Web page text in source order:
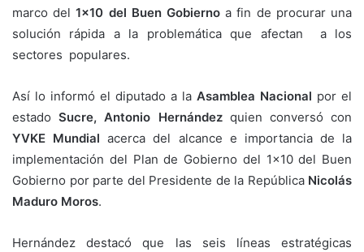
marco del1×10 del Buen Gobierno a fin de procurar una
solución rápida a la problemática que afectan a los
sectores populares.
Así lo informó el diputado a la Asamblea Nacional por el
estadoSucre, Antonio Hernándezquien conversó con
YVKE Mundial acerca del alcance e importancia de la
implementación del Plan de Gobierno del 1×10 del Buen
Gobierno por parte del Presidente de la República Nicolás
Maduro Moros.
Hernández destacó que las seis líneas estratégicas